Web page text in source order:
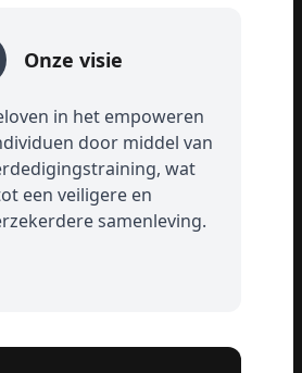
Je kunt starten
van de
Onze visie
in het empoweren
door middel van
wat
een veiligere en
samenleving.